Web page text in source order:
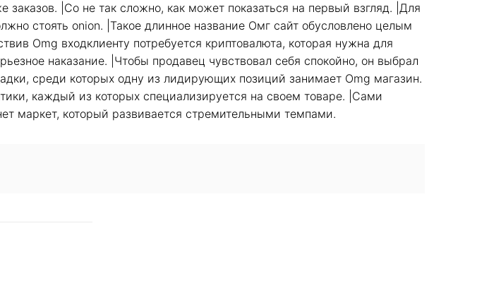
|Со не так сложно, как может показаться на первый взгляд. |Для
стоять onion. |Такое длинное название Омг сайт обусловлено целым
Omg входклиенту потребуется криптовалюта, которая нужна для
наказание. |Чтобы продавец чувствовал себя спокойно, он выбрал
среди которых одну из лидирующих позиций занимает Omg магазин.
каждый из которых специализируется на своем товаре. |Сами
маркет, который развивается стремительными темпами.